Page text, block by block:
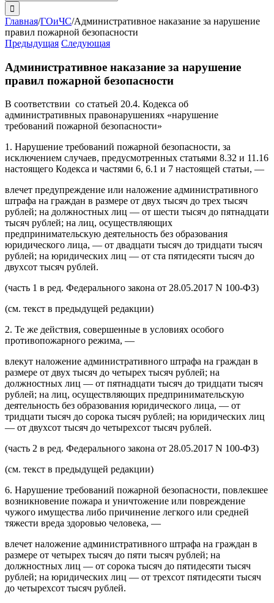
поиска:
Главная/ГОиЧС/Административное наказание за нарушение
правил пожарной безопасности
Предыдущая Следующая
Административное наказание за нарушение
правил пожарной безопасности
В соответствии со статьей 20.4. Кодекса об
административных правонарушениях «нарушение
требований пожарной безопасности»
1. Нарушение требований пожарной безопасности, за
исключением случаев, предусмотренных статьями 8.32 и 11.16
настоящего Кодекса и частями 6, 6.1 и 7 настоящей статьи, —
влечет предупреждение или наложение административного
штрафа на граждан в размере от двух тысяч до трех тысяч
рублей; на должностных лиц — от шести тысяч до пятнадцати
тысяч рублей; на лиц, осуществляющих
предпринимательскую деятельность без образования
юридического лица, — от двадцати тысяч до тридцати тысяч
рублей; на юридических лиц — от ста пятидесяти тысяч до
двухсот тысяч рублей.
(часть 1 в ред. Федерального закона от 28.05.2017 N 100-ФЗ)
(см. текст в предыдущей редакции)
2. Те же действия, совершенные в условиях особого
противопожарного режима, —
влекут наложение административного штрафа на граждан в
размере от двух тысяч до четырех тысяч рублей; на
должностных лиц — от пятнадцати тысяч до тридцати тысяч
рублей; на лиц, осуществляющих предпринимательскую
деятельность без образования юридического лица, — от
тридцати тысяч до сорока тысяч рублей; на юридических лиц
— от двухсот тысяч до четырехсот тысяч рублей.
(часть 2 в ред. Федерального закона от 28.05.2017 N 100-ФЗ)
(см. текст в предыдущей редакции)
6. Нарушение требований пожарной безопасности, повлекшее
возникновение пожара и уничтожение или повреждение
чужого имущества либо причинение легкого или средней
тяжести вреда здоровью человека, —
влечет наложение административного штрафа на граждан в
размере от четырех тысяч до пяти тысяч рублей; на
должностных лиц — от сорока тысяч до пятидесяти тысяч
рублей; на юридических лиц — от трехсот пятидесяти тысяч
до четырехсот тысяч рублей.